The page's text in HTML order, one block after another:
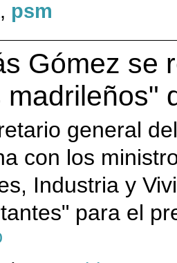
, psm
Gómez se
madrileños"
general
con los
Industria y
para el